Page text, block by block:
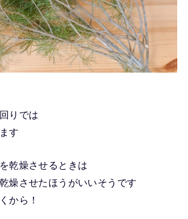
りでは
す
乾燥させるときは
燥させたほうがいいそうです
から！